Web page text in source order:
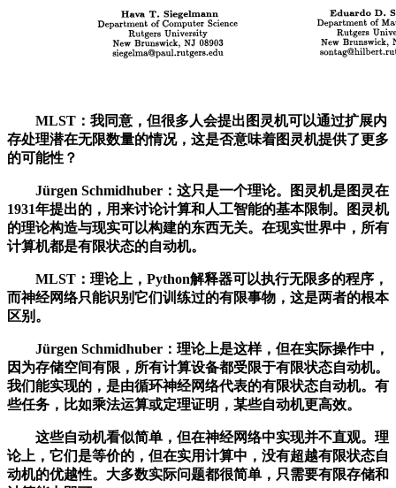
MLST：我同意，但很多人会提出图灵机可以通过扩展内
存处理潜在无限数量的情况，这是否意味着图灵机提供了更多
的可能性？
Jürgen Schmidhuber：这只是一个理论。图灵机是图灵在
1931年提出的，用来讨论计算和人工智能的基本限制。图灵机
的理论构造与现实可以构建的东西无关。在现实世界中，所有
计算机都是有限状态的自动机。
MLST：理论上，Python解释器可以执行无限多的程序，
而神经网络只能识别它们训练过的有限事物，这是两者的根本
区别。
Jürgen Schmidhuber：理论上是这样，但在实际操作中，
因为存储空间有限，所有计算设备都受限于有限状态自动机。
我们能实现的，是由循环神经网络代表的有限状态自动机。有
些任务，比如乘法运算或定理证明，某些自动机更高效。
这些自动机看似简单，但在神经网络中实现并不直观。理
论上，它们是等价的，但在实用计算中，没有超越有限状态自
动机的优越性。大多数实际问题都很简单，只需要有限存储和